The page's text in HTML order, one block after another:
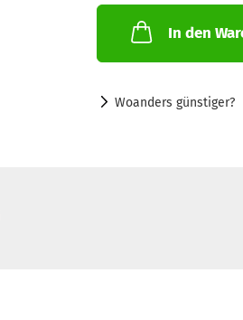
In den
Woanders günstiger?